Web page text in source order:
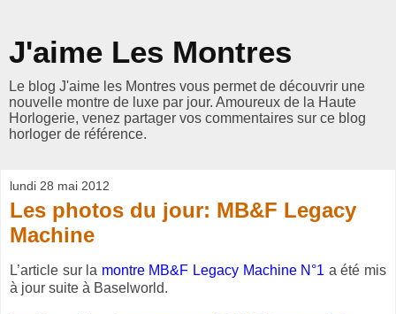
J'aime Les Montres
Le blog J'aime les Montres vous permet de découvrir une
nouvelle montre de luxe par jour. Amoureux de la Haute
Horlogerie, venez partager vos commentaires sur ce blog
horloger de référence.
lundi 28 mai 2012
Les photos du jour: MB&F Legacy
Machine
L’article sur la montre MB&F Legacy Machine N°1 a été mis
à jour suite à Baselworld.